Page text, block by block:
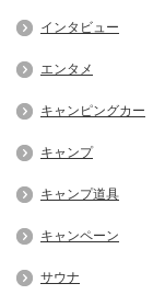
インタビュー
エンタメ
キャンピングカー
キャンプ
キャンプ道具
キャンペーン
サウナ